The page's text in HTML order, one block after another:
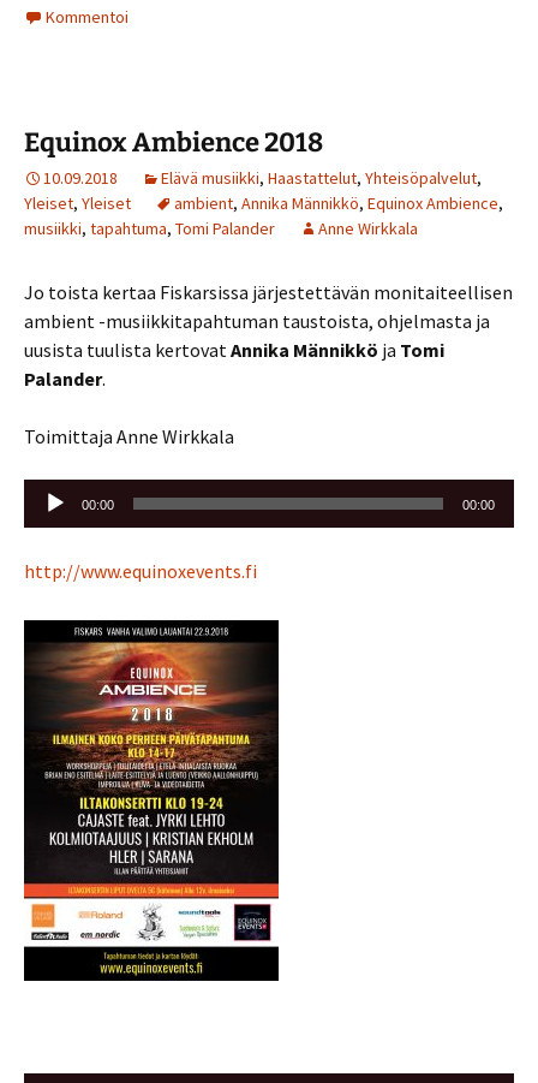
Kommentoi
Equinox Ambience 2018
10.09.2018 Elävä musiikki, Haastattelut, Yhteisöpalvelut,
Yleiset, Yleiset ambient, Annika Männikkö, Equinox Ambience,
musiikki, tapahtuma, Tomi Palander Anne Wirkkala
Jo toista kertaa Fiskarsissa järjestettävän monitaiteellisen
ambient -musiikkitapahtuman taustoista, ohjelmasta ja
uusista tuulista kertovatAnnika Männikkö ja Tomi
Palander.
Toimittaja Anne Wirkkala
Äänitoistin
00:00 00:00
http://www.equinoxevents.fi